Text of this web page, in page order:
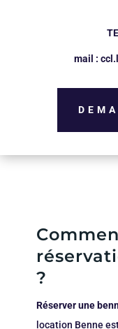
mail :
?
Réserver une
location Benne